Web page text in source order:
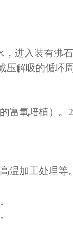
，进入装有沸
压解吸的偱环
富氧培植）。
温加工处理等。